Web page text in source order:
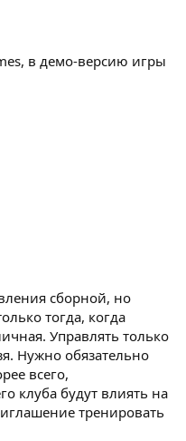
в демо-версию игры
сборной, но
тогда, когда
Управлять только
Нужно обязательно
всего,
клуба будут влиять на
тренировать